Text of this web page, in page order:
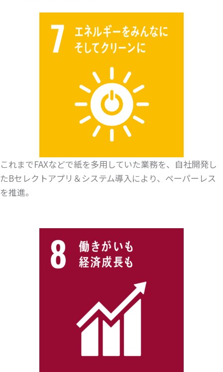
これまでFAXなどで紙を多用していた業務を、自社開発し
たBセレクトアプリ＆システム導入により、ペーパーレス
を推進。